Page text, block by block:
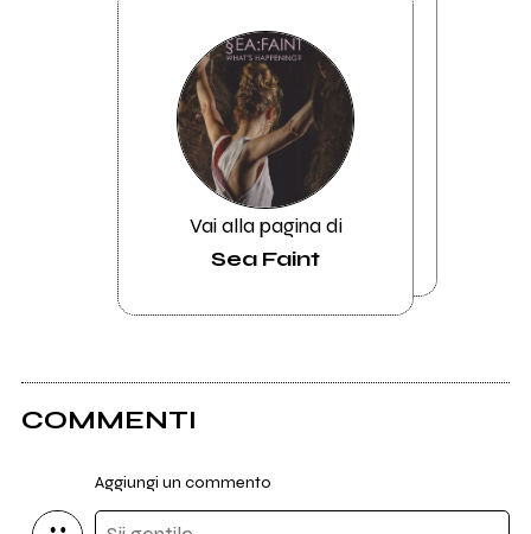
Vai alla pagina di
Sea Faint
COMMENTI
Aggiungi un commento